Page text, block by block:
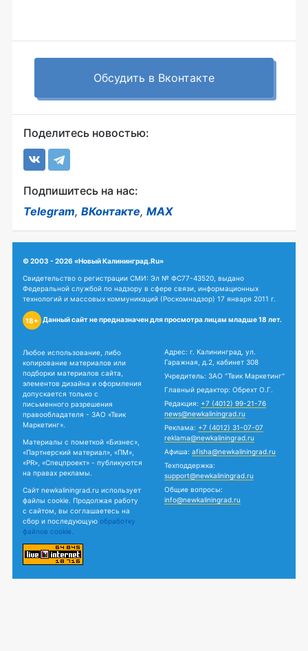
Обсудить в Вконтакте
Поделитесь новостью:
Подпишитесь на нас:
Telegram, ВКонтакте, MAX
© 2003 - 2026 «Новый Калининград.Ru»
Свидетельство о регистрации СМИ: Эл № ФС77-43520, выдано
Федеральной службой по надзору в сфере связи, информационных
технологий и массовых коммуникаций (Роскомнадзор) 17 января 2011 г.
18+ Данный сайт не предназначен для просмотра лицам младше 18 лет.
Любое использование, либо
копирование материалов или
подборки материалов сайта,
элементов дизайна и оформления
допускается только с
письменного разрешения
правообладателя - ЗАО «Твик
Маркетинг».
Материалы с пометкой «Бизнес»,
«Партнерский материал», «ПМ»,
«PR», «Спецпроект» - публикуются
на правах рекламы.
Сайт newkaliningrad.ru использует
файлы cookie. Продолжая работу
с сайтом, вы соглашаетесь на
сбор и последующую обработку
файлов cookie.
Адрес: г. Калининград, ул.
Гаражная, д.2, кабинет 308
Учредитель: ЗАО "Твик Маркетинг"
Главный редактор: Обрехт О.Г.
Редакция: +7 (4012) 99-21-76
news@newkaliningrad.ru
Реклама: +7 (4012) 31-07-07
reklama@newkaliningrad.ru
Афиша: afisha@newkaliningrad.ru
Техподдержка:
support@newkaliningrad.ru
Общие вопросы:
info@newkaliningrad.ru